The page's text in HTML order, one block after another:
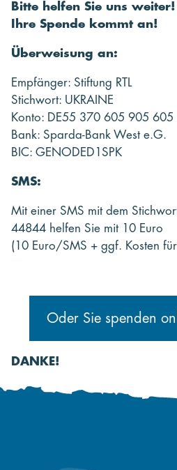
Bitte helfen Sie uns weiter!
Ihre Spende kommt an!
Überweisung an:
Empfänger: Stiftung RTL
Stichwort: UKRAINE
Konto: DE55 370 605 905
Bank: Sparda-Bank West e.G.
BIC: GENODED1SPK
SMS:
Mit einer SMS mit dem
44844 helfen Sie mit 10 Euro
(10 Euro/SMS + ggf. Kosten
Oder Sie spenden
DANKE!